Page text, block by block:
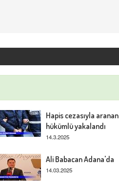
Hapis cezasıyla aranan
hükümlü yakalandı
14.3.2025
Ali Babacan Adana'da
14.03.2025